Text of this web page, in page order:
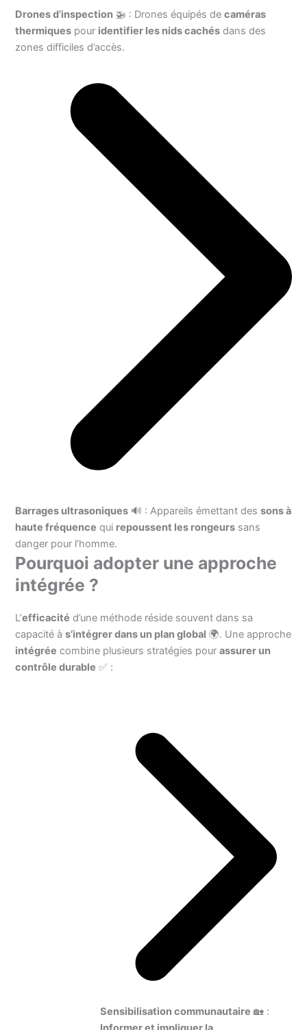
Drones d’inspection 🚁 : Drones équipés decaméras
thermiques pour identifier les nids cachés dans des
zones difficiles d’accès.
Barrages ultrasoniques 🔊 : Appareils émettant dessons à
haute fréquence qui repoussent les rongeurs sans
danger pour l’homme.
Pourquoi adopter une approche
intégrée ?
L’efficacité d’une méthode réside souvent dans sa
capacité às’intégrer dans un plan global 🌍. Une approche
intégrée combine plusieurs stratégies pourassurer un
contrôle durable ✅ :
Sensibilisation communautaire 🏡 :